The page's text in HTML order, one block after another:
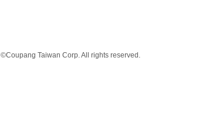
©Coupang Taiwan Corp. All rights reserved.